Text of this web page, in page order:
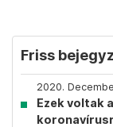
Friss
2020.
Ezek voltak